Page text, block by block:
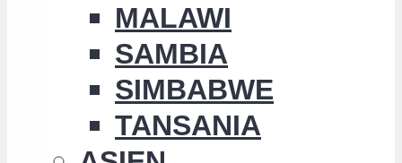
MALAWI
SAMBIA
SIMBABWE
TANSANIA